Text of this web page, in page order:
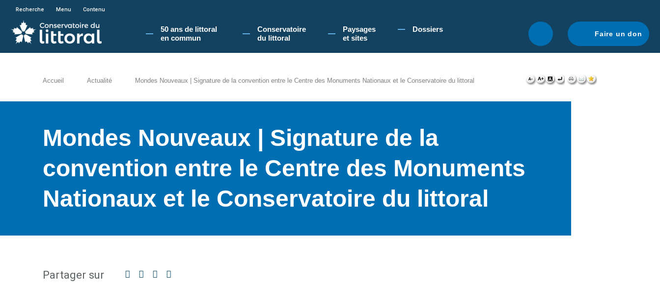
En poursuivant votre navigation sur le site du Conservatoire du littoral, vous acceptez l'utilisation de cookies pour vous proposer une navigation optimale.
Recherche Menu Contenu
50 ans de littoral
en commun​
Conservatoire
du littoral
Paysages
et sites
Dossiers
Faire un don
Accueil Actualité Mondes Nouveaux | Signature de la convention entre le Centre des Monuments Nationaux et le Conservatoire du littoral
Mondes Nouveaux | Signature de la
convention entre le Centre des Monuments
Nationaux et le Conservatoire du littoral
Partager sur Facebook
TwitterLinkedin